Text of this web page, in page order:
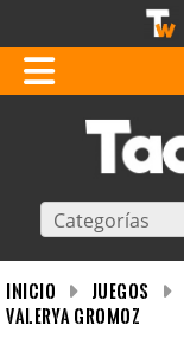
Categorías
INICIO Juegos
Valerya Gromoz